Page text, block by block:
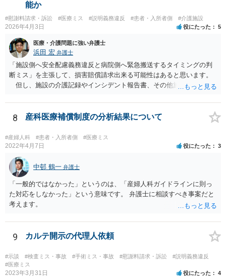
能か
#慰謝料請求・訴訟 #医療ミス #説明義務違反 #患者・入所者側 #介護施設
2026年4月3日 役にたった 5
医療・介護問題に強い弁護士
浜田 宏 弁護士
「施設側へ安全配慮義務違反と病院側へ緊急搬送するタイミングの判
断ミス」を主張して、損害賠償請求出来る可能性はあると思います。
但し、施設の介護記録やインシデント報告書、その他施設内で作成
れているのであれば消防の記録等を調査してみなければ、裁判で勝て
る可能性があるかどうかまでは判断できません。これはどの介護事
事件として依頼された方が良いと思います。
8 産科医療補償制度の分析結果について
#産婦人科 #患者・入所者側 #医療ミス
2022年4月7日 役にたった 3
中邨 鶴一 弁護士
「一般的ではなかった」というのは、「産婦人科ガイドラインに則っ
た対応をしなかった」という意味です。 弁護士に相談すべき事案だと
考えます。
9 カルテ開示の代理人依頼
#示談 #検査ミス・事故 #手術ミス・事故 #慰謝料請求・訴訟
#説明義務違反
#医療ミス
2023年3月31日 役にたった 4